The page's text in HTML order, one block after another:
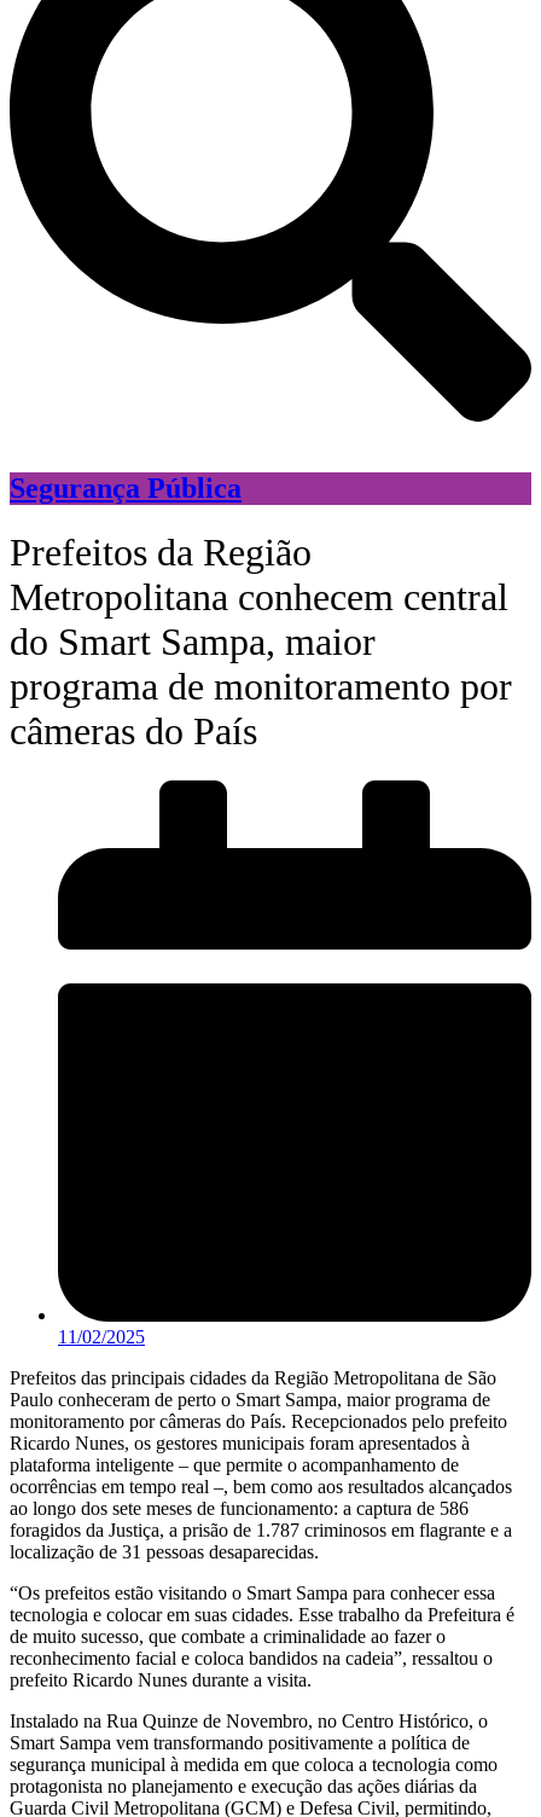
Segurança Pública
Prefeitos da Região
Metropolitana conhecem central
do Smart Sampa, maior
programa de monitoramento por
câmeras do País
11/02/2025
Prefeitos das principais cidades da Região Metropolitana de São
Paulo conheceram de perto o Smart Sampa, maior programa de
monitoramento por câmeras do País. Recepcionados pelo prefeito
Ricardo Nunes, os gestores municipais foram apresentados à
plataforma inteligente – que permite o acompanhamento de
ocorrências em tempo real –, bem como aos resultados alcançados
ao longo dos sete meses de funcionamento: a captura de 586
foragidos da Justiça, a prisão de 1.787 criminosos em flagrante e a
localização de 31 pessoas desaparecidas.
“Os prefeitos estão visitando o Smart Sampa para conhecer essa
tecnologia e colocar em suas cidades. Esse trabalho da Prefeitura é
de muito sucesso, que combate a criminalidade ao fazer o
reconhecimento facial e coloca bandidos na cadeia”, ressaltou o
prefeito Ricardo Nunes durante a visita.
Instalado na Rua Quinze de Novembro, no Centro Histórico, o
Smart Sampa vem transformando positivamente a política de
segurança municipal à medida em que coloca a tecnologia como
protagonista no planejamento e execução das ações diárias da
Guarda Civil Metropolitana (GCM) e Defesa Civil, permitindo,